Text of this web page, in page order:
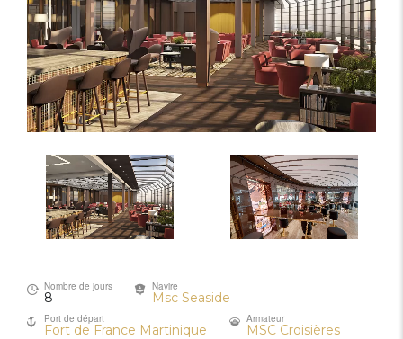
Nombre de jours
8
Navire
Msc Seaside
Port de départ
Fort de France Martinique
Armateur
MSC Croisières